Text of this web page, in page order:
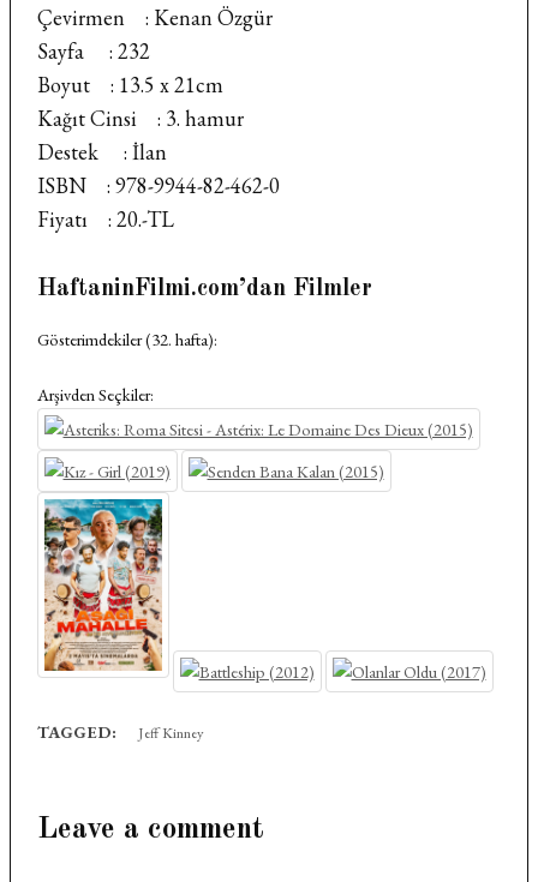
Çevirmen : Kenan Özgür
Sayfa : 232
Boyut : 13.5 x 21cm
Kağıt Cinsi : 3. hamur
Destek : İlan
ISBN : 978-9944-82-462-0
Fiyatı : 20.-TL
HaftaninFilmi.com’dan Filmler
Gösterimdekiler (32. hafta):
Arşivden Seçkiler:
TAGGED: Jeff Kinney
Leave a comment